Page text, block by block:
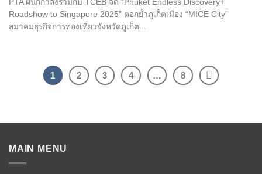
PTA ผนึกกำลังร่วมกับ TCEB จัด “Phuket Endless Discovery+
Roadshow to Singapore 2025” ตอกย้ำภูเก็ตเมือง “MICE City”
สมาคมธุรกิจการท่องเที่ยวจังหวัดภูเก็ต...
1 2 3 4 … 8
MAIN MENU